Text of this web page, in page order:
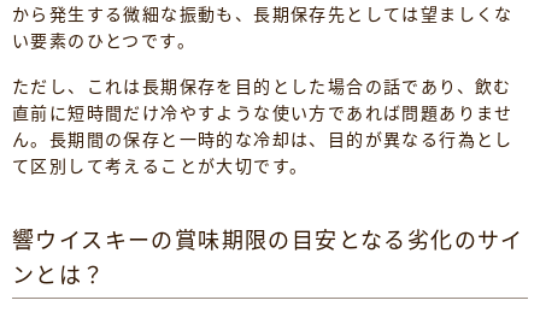
から発生する微細な振動も、長期保存先としては望ましくな
い要素のひとつです。
ただし、これは長期保存を目的とした場合の話であり、飲む
直前に短時間だけ冷やすような使い方であれば問題ありませ
ん。長期間の保存と一時的な冷却は、目的が異なる行為とし
て区別して考えることが大切です。
響ウイスキーの賞味期限の目安となる劣化のサイ
ンとは？